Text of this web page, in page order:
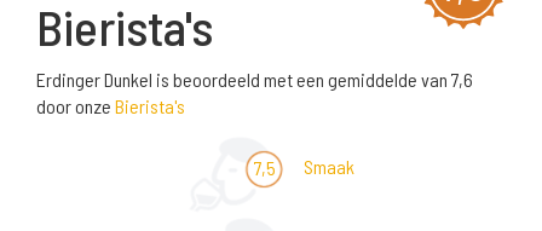
Bierista's
Erdinger Dunkel is beoordeeld met een gemiddelde van 7,6
door onze Bierista's
7,5 Smaak